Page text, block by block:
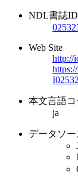
NDL書誌ID
Web Site
http://
本文言語コ
ja
データソー